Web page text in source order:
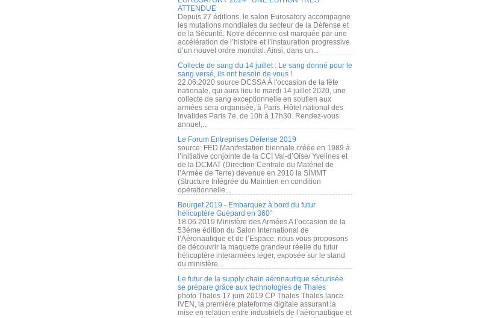
ATTENDUE
Depuis 27 éditions, le salon Eurosatory accompagne
les mutations mondiales du secteur de la Défense et
de la Sécurité. Notre décennie est marquée par une
accélération de l’histoire et l’instauration progressive
d’un nouvel ordre mondial. Ainsi, dans un...
Collecte de sang du 14 juillet : Le sang donné pour le
sang versé, ils ont besoin de vous !
22.06.2020 source DCSSA À l'occasion de la fête
nationale, qui aura lieu le mardi 14 juillet 2020, une
collecte de sang exceptionnelle en soutien aux
armées sera organisée, à Paris, Hôtel national des
Invalides Paris 7e, de 10h à 17h30. Rendez-vous
annuel,...
Le Forum Entreprises Défense 2019
source: FED Manifestation biennale créée en 1989 à
l’initiative conjointe de la CCI Val-d’Oise/ Yvelines et
de la DCMAT (Direction Centrale du Matériel de
l’Armée de Terre) devenue en 2010 la SIMMT
(Structure Intégrée du Maintien en condition
opérationnelle...
Bourget 2019 - Embarquez à bord du futur
hélicoptère Guépard en 360°
18.06.2019 Ministère des Armées A l’occasion de la
53ème édition du Salon International de
l’Aéronautique et de l’Espace, nous vous proposons
de découvrir la maquette grandeur réelle du futur
hélicoptère interarmées léger, exposée sur le stand
du ministère...
Le futur de la supply chain aéronautique sécurisée
se prépare grâce aux technologies de Thales
photo Thales 17 juin 2019 CP Thales Thales lance
IVEN, la première plateforme digitale assurant la
mise en relation entre industriels de l’aéronautique et